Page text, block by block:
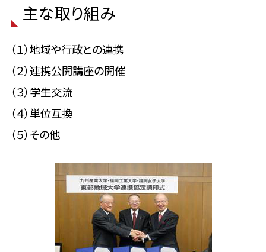
主な取り組み
（１）地域や行政との連携
（２）連携公開講座の開催
（３）学生交流
（４）単位互換
（５）その他